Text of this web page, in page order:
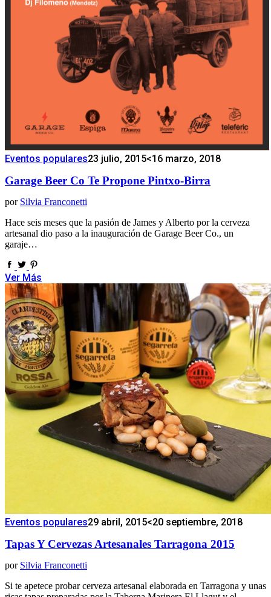
Eventos populares23 julio, 2015<16 marzo, 2018
Garage Beer Co Te Propone Pintxo-Birra
por Silvia Franconetti
Hace seis meses que la pasión de James y Alberto por la cerveza
artesanal dio paso a la inauguración de Garage Beer Co., un
garaje…
Ver Más
Eventos populares29 abril, 2015<20 septiembre, 2018
Tapas Y Cervezas Artesanales Tarragona 2015
por Silvia Franconetti
Si te apetece probar cerveza artesanal elaborada en Tarragona y unas